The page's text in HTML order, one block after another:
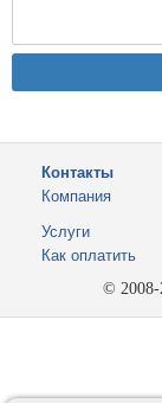
Контакты
Компания
Услуги
Как оплатить
© 2008-